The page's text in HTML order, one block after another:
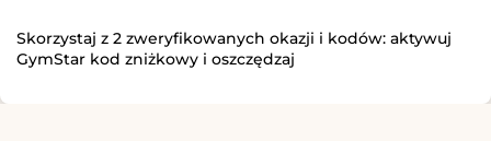
Skorzystaj z 2 zweryfikowanych okazji i kodów: aktywuj
GymStar kod zniżkowy i oszczędzaj